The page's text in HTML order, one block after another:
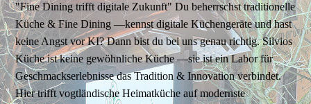
"Fine Dining trifft digitale Zukunft" Du beherrschst traditionelle
Küche & Fine Dining —kennst digitale Küchengeräte und hast
keine Angst vor KI? Dann bist du bei uns genau richtig. Silvios
Küche ist keine gewöhnliche Küche —sie ist ein Labor für
Geschmackserlebnisse das Tradition & Innovation verbindet.
Hier trifft vogtländische Heimatküche auf modernste